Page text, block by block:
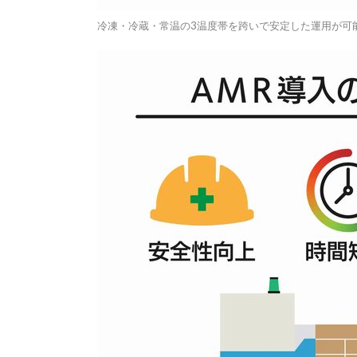
冷凍・冷蔵・常温の3温度帯を跨いで安定した運用が可